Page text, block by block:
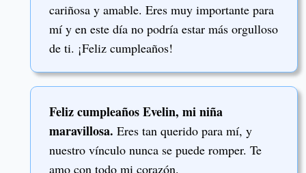
cariñosa y amable. Eres muy importante para
mí y en este día no podría estar más orgulloso
de ti. ¡Feliz cumpleaños!
Feliz cumpleaños Evelin, mi niña
maravillosa. Eres tan querido para mí, y
nuestro vínculo nunca se puede romper. Te
amo con todo mi corazón.